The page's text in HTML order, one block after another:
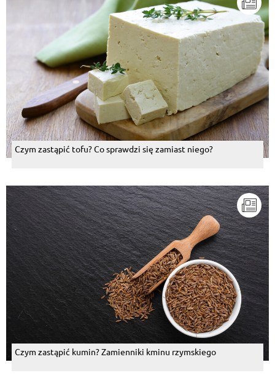
Czym zastąpić tofu? Co sprawdzi się zamiast niego?
Czym zastąpić kumin? Zamienniki kminu rzymskiego